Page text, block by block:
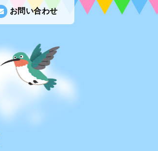
お問い合わせ